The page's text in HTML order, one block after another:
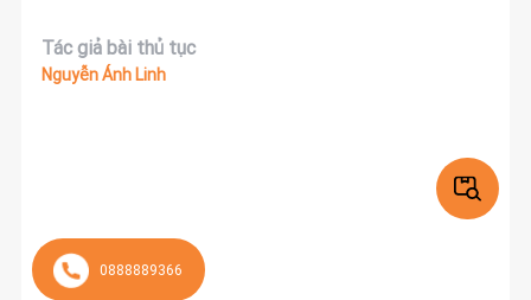
0888889366
Tác giả bài thủ tục
Nguyễn Ánh Linh